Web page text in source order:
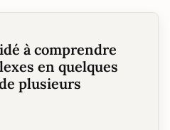
à comprendre
en quelques
plusieurs